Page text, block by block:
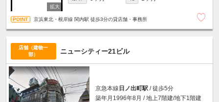
京浜東北・根岸線 関内駅 徒歩3分の貸店舗・事務所
店舗（建物一
部）
ニューシティー21ビル
京急本線 日ノ出町駅 / 徒歩5分
築年月1996年8月 / 地上7階建/地下1階建